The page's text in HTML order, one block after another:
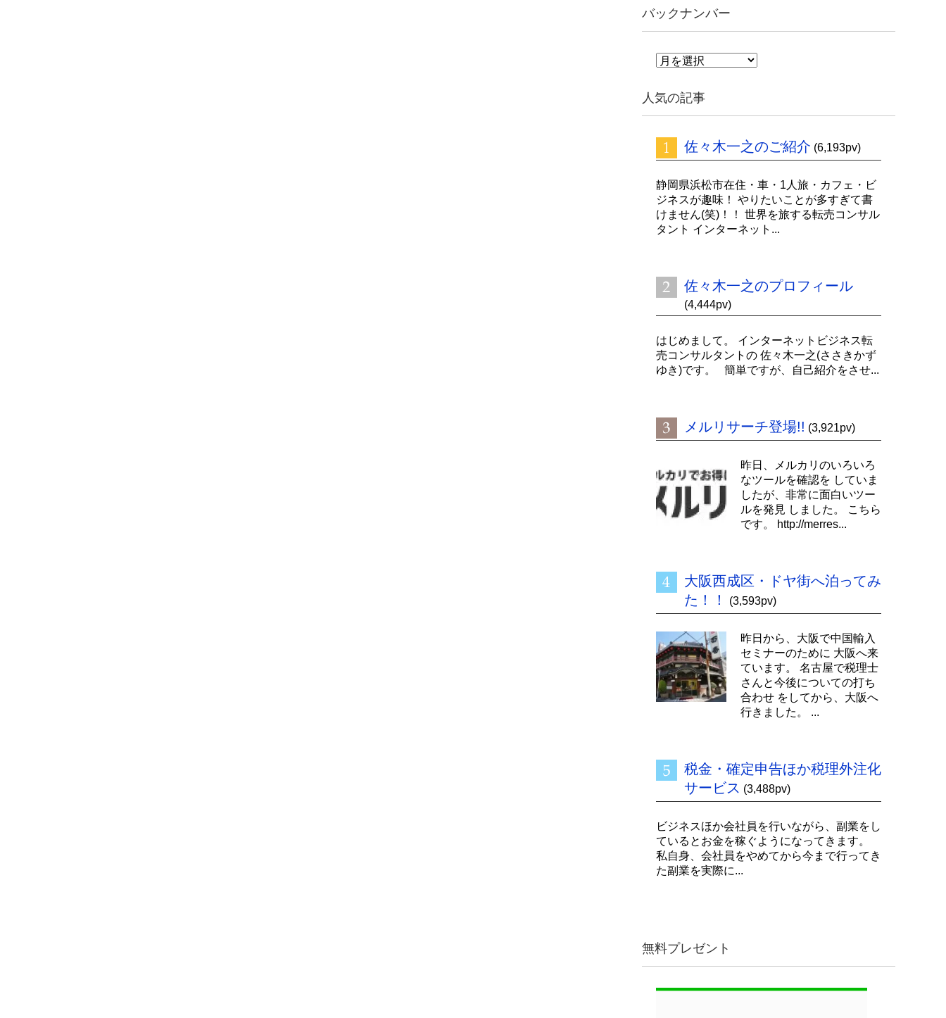
バックナンバー
バ
ナ
ン
ー
人気の記事
佐々木一之のご紹介 (6,193pv)
静岡県浜松市在住・車・1人旅・カフェ・ビ
ジネスが趣味！ やりたいことが多すぎて書
けません(笑)！！ 世界を旅する転売コンサル
タント インターネット...
佐々木一之のプロフィール
(4,444pv)
はじめまして。 インターネットビジネス転
売コンサルタントの 佐々木一之(ささきかず
ゆき)です。 簡単ですが、自己紹介をさせ...
メルリサーチ登場!! (3,921pv)
昨日、メルカリのいろいろ
なツールを確認を していま
したが、非常に面白いツー
ルを発見 しました。 こちら
です。 http://merres...
大阪西成区・ドヤ街へ泊ってみ
た！！
(3,593pv)
昨日から、大阪で中国輸入
セミナーのために 大阪へ来
ています。 名古屋で税理士
さんと今後についての打ち
合わせ をしてから、大阪へ
行きました。 ...
税金・確定申告ほか税理外注化
サービス (3,488pv)
ビジネスほか会社員を行いながら、副業をし
ているとお金を稼ぐようになってきます。
私自身、会社員をやめてから今まで行ってき
た副業を実際に...
無料プレゼント